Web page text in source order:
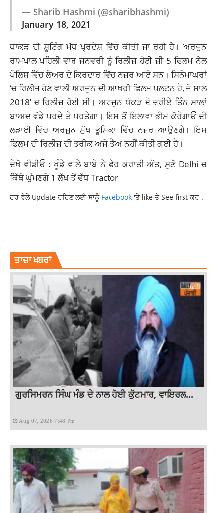
— Sharib Hashmi (@sharibhashmi)
January 18, 2021
ਧਾਕੜ ਦੀ ਸ਼ੂਟਿੰਗ ਮੱਧ ਪ੍ਰਦੇਸ਼ ਵਿੱਚ ਕੀਤੀ ਜਾ ਰਹੀ ਹੈ। ਅਰਜੁਨ
ਰਾਮਪਾਲ ਪਹਿਲੀ ਵਾਰ ਜਨਵਰੀ ਨੂੰ ਰਿਲੀਜ਼ ਹੋਈ ਜ਼ੀ 5 ਫਿਲਮ ਨੇਲ
ਪੋਲਿਸ਼ ਵਿੱਚ ਲੋਅਰ ਦੇ ਕਿਰਦਾਰ ਵਿੱਚ ਨਜ਼ਰ ਆਏ ਸਨ। ਸਿਨੇਮਾਘਰਾਂ
‘ਚ ਰਿਲੀਜ਼ ਹੋਣ ਵਾਲੀ ਅਰਜੁਨ ਦੀ ਆਖਰੀ ਫਿਲਮ ਪਲਟਨ ਹੈ, ਜੋ ਸਾਲ
2018’ ਚ ਰਿਲੀਜ਼ ਹੋਈ ਸੀ। ਅਰਜੁਨ ਧੱਕੜ ਦੇ ਜ਼ਰੀਏ ਤਿੰਨ ਸਾਲਾਂ
ਬਾਅਦ ਵੱਡੇ ਪਰਦੇ ਤੇ ਪਰਤੇਗਾ। ਇਸ ਤੋਂ ਇਲਾਵਾ ਭੀਮ ਕੋਰੇਗਾਓਂ ਦੀ
ਲੜਾਈ ਵਿੱਚ ਅਰਜੁਨ ਮੁੱਖ ਭੂਮਿਕਾ ਵਿੱਚ ਨਜ਼ਰ ਆਉਣਗੇ। ਇਸ
ਫਿਲਮ ਦੀ ਰਿਲੀਜ਼ ਦੀ ਤਰੀਕ ਅਜੇ ਤੈਅ ਨਹੀਂ ਕੀਤੀ ਗਈ ਹੈ।
ਦੇਖੋ ਵੀਡੀਓ : ਖੂੰਡੇ ਵਾਲੇ ਬਾਬੇ ਨੇ ਫੇਰ ਕਰਾਤੀ ਅੱਤ, ਸੁਣੋ Delhi ਚ
ਕਿੱਥੇ ਘੁੰਮਣਗੇ 1 ਲੱਖ ਤੋਂ ਵੱਧ Tractor
ਹਰ ਵੇਲੇ Update ਰਹਿਣ ਲਈ ਸਾਨੂੰ Facebook 'ਤੇ like ਤੇ See first ਕਰੋ .
ਤਾਜ਼ਾ ਖਬਰਾਂ
ਗੁਰਸਿਮਰਨ ਸਿੰਘ ਮੰਡ ਦੇ ਨਾਲ ਹੋਈ ਕੁੱਟਮਾਰ, ਵਾਇਰਲ...
Aug 07, 2026 7:48 Pm